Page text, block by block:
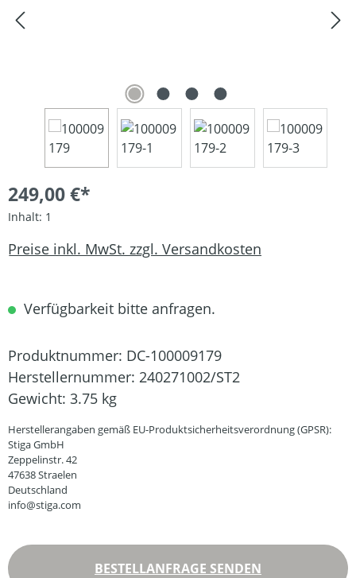
249,00 €*
Inhalt: 1
Preise inkl. MwSt. zzgl. Versandkosten
Verfügbarkeit bitte anfragen.
Produktnummer: DC-100009179
Herstellernummer: 240271002/ST2
Gewicht: 3.75 kg
Herstellerangaben gemäß EU-Produktsicherheitsverordnung (GPSR):
Stiga GmbH
Zeppelinstr. 42
47638 Straelen
Deutschland
info@stiga.com
BESTELLANFRAGE SENDEN